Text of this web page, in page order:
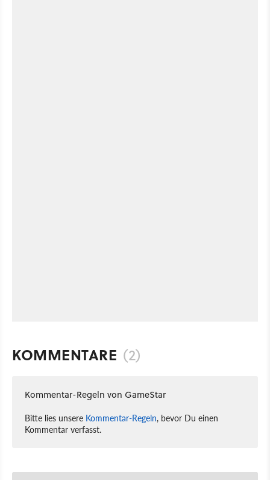
KOMMENTARE (2)
Kommentar-Regeln von GameStar
Bitte lies unsere Kommentar-Regeln, bevor Du einen
Kommentar verfasst.